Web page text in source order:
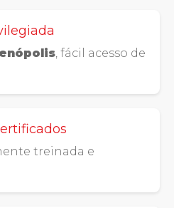
, fácil acesso de
treinada e